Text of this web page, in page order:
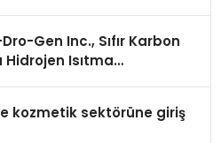
Gen Inc., Sıfır Karbon
Hidrojen Isıtma
kozmetik sektörüne giriş